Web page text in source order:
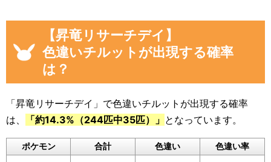
「現時点のチルットを見つけた数(イベント開始
後)」から「イベント開始前のチルットを見つけ
た数」を引いた数が自動計算され反映されるよ
うになっています。
モンに遭遇した数をぜひ教えてください。
入力いただいた遭遇状況と「フリーコメント」
の内容は画像に反映されるほか、フォームの下
【昇竜リサーチデイ】
色違いチルットが出現する確率
は？
「昇竜リサーチデイ」で色違いチルットが出現する確率
は、
「約14.3%（244匹中35匹）」 となっています。
ポケモン 合計 色違い 色違い率